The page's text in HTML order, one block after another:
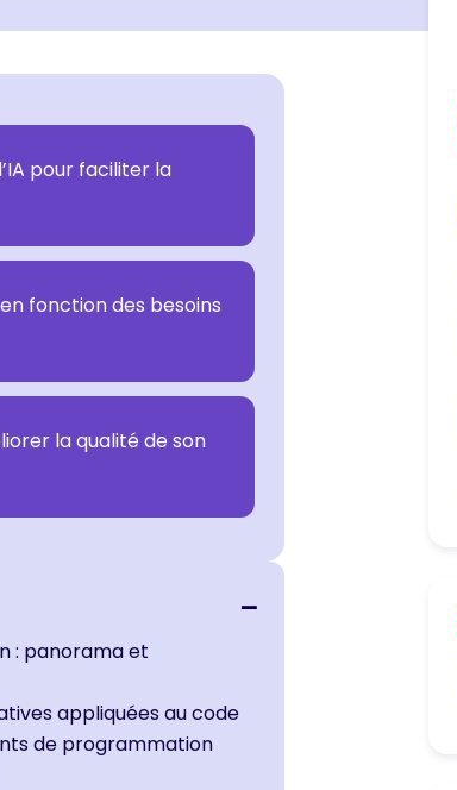
pour faciliter la
fonction des besoins
la qualité de son
: panorama et
appliquées au code
de programmation